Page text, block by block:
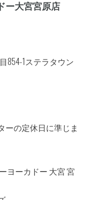
ー大宮宮原店
854-1ステラタウン
ーの定休日に準じま
ヨーカドー 大宮 宮